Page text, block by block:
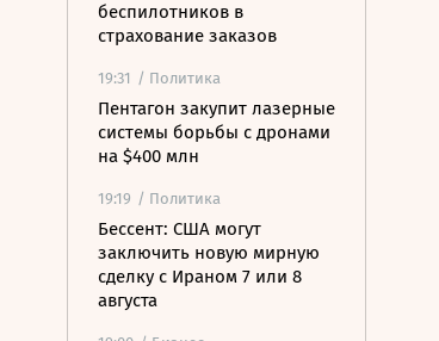
беспилотников в
страхование заказов
19:31 / Политика
Пентагон закупит лазерные
системы борьбы с дронами
на $400 млн
19:19 / Политика
Бессент: США могут
заключить новую мирную
сделку с Ираном 7 или 8
августа